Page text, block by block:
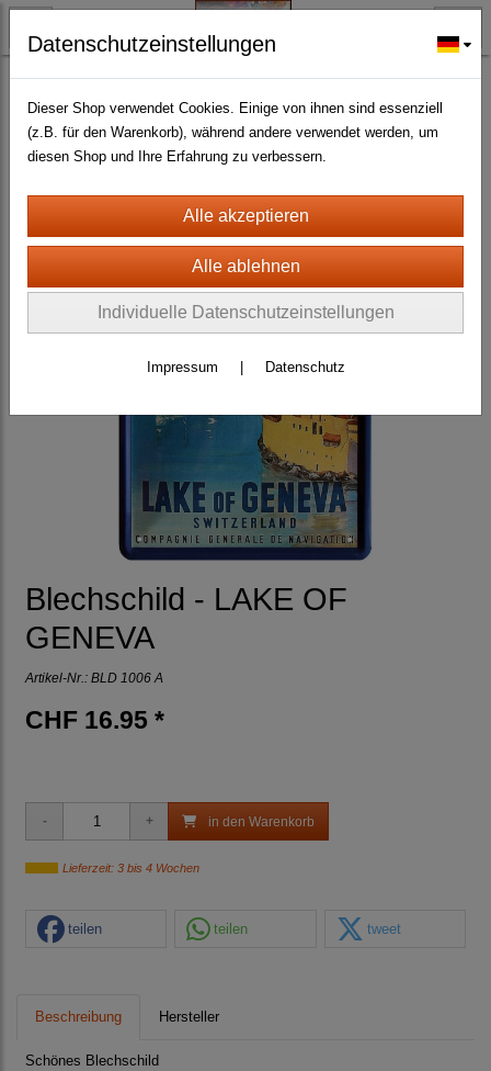
BLECH- + HOLZSCHILDER-MAGNETE
BLECHSCHILDER CA. 20 X 30 CM
Diverse (463)
Blechschild - LAKE OF
GENEVA
Artikel-Nr.: BLD 1006 A
CHF 16.95 *
in den Warenkorb
Lieferzeit: 3 bis 4 Wochen
teilen teilen tweet
Beschreibung Hersteller
Schönes Blechschild
Datenschutzeinstellungen
Dieser Shop verwendet Cookies. Einige von ihnen sind essenziell
(z.B. für den Warenkorb), während andere verwendet werden, um
diesen Shop und Ihre Erfahrung zu verbessern.
Individuelle Datenschutzeinstellungen
Impressum Datenschutz